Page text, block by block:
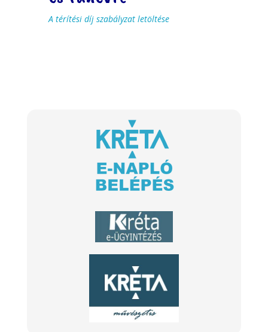
A térítési díj szabályzat letöltése